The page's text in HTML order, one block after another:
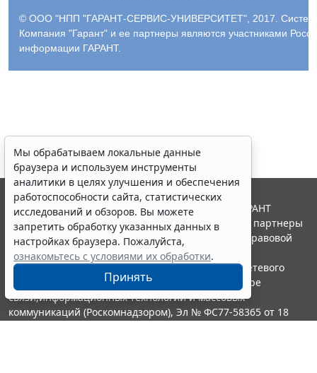
© ООО "НПП "ГАРАНТ-СЕРВИС-УНИВЕРСИТЕТ", 2017. Система
Компания "Гарант" и ее партнеры являются участниками
информации ГАРАНТ.
Мы обрабатываем локальные данные
браузера и используем инструменты
аналитики в целях улучшения и обеспечения
работоспособности сайта, статистических
исследований и обзоров. Вы можете
запретить обработку указанных данных в
настройках браузера. Пожалуйста,
ознакомьтесь с условиями их обработки.
Принять
© ООО "НПП "ГАРАНТ-СЕРВИС", 2026. Система ГАРАНТ
выпускается с 1990 года. Компания "Гарант" и ее партнеры
являются участниками Российской ассоциации правовой
информации ГАРАНТ.
Портал ГАРАНТ.РУ зарегистрирован в качестве сетевого
издания Федеральной службой по надзору в сфере
связи,информационных технологий и массовых
коммуникаций (Роскомнадзором), Эл № ФС77-58365 от 18